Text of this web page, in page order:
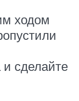
ходом
сделайте